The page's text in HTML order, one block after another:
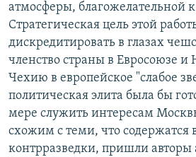
атмосферы, благожелательной
Стратегическая цель этой
дискредитировать в глазах
членство страны в Евросоюзе
Чехию в европейское "слабое
политическая элита была бы
мере служить интересам
схожим с теми, что содержатся
контрразведки, пришли авторы